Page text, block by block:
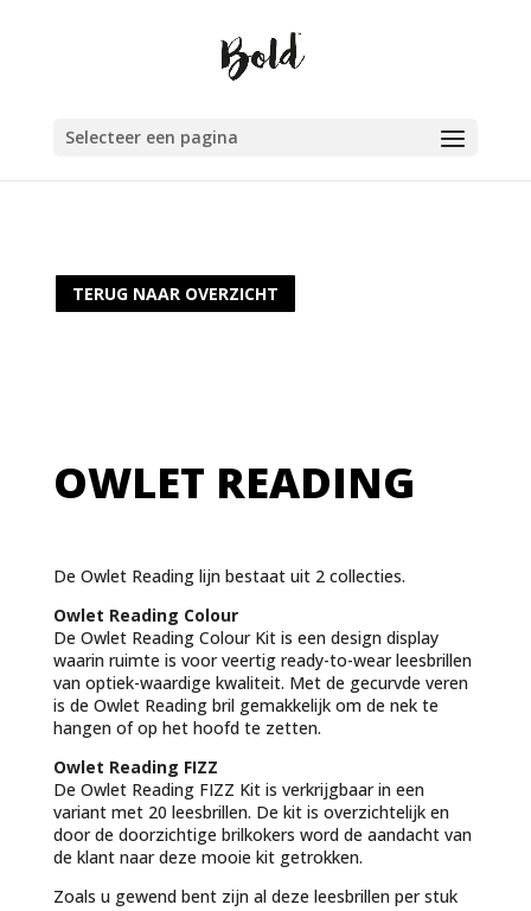
Selecteer een pagina
TERUG NAAR OVERZICHT
OWLET READING
De Owlet Reading lijn bestaat uit 2 collecties.
Owlet Reading Colour
De Owlet Reading Colour Kit is een design display
waarin ruimte is voor veertig ready-to-wear leesbrillen
van optiek-waardige kwaliteit. Met de gecurvde veren
is de Owlet Reading bril gemakkelijk om de nek te
hangen of op het hoofd te zetten.
Owlet Reading FIZZ
De Owlet Reading FIZZ Kit is verkrijgbaar in een
variant met 20 leesbrillen. De kit is overzichtelijk en
door de doorzichtige brilkokers word de aandacht van
de klant naar deze mooie kit getrokken.
Zoals u gewend bent zijn al deze leesbrillen per stuk